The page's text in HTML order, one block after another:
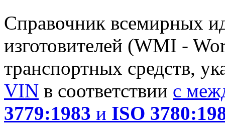
Справочник всемирных
изготовителей (WMI -
транспортных средств,
VIN в соответствии с
3779:1983 и ISO